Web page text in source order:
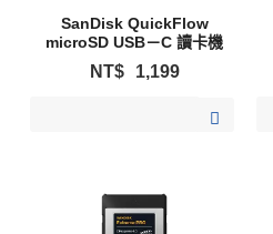
SanDisk QuickFlow
microSD USB－C 讀卡機
NT$ 1,199